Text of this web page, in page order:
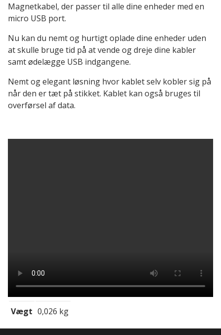
Magnetkabel, der passer til alle dine enheder med en
micro USB port.
Nu kan du nemt og hurtigt oplade dine enheder uden
at skulle bruge tid på at vende og dreje dine kabler
samt ødelægge USB indgangene.
Nemt og elegant løsning hvor kablet selv kobler sig på
når den er tæt på stikket. Kablet kan også bruges til
overførsel af data.
Vægt 0,026 kg